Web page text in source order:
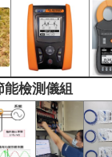
能檢測儀組